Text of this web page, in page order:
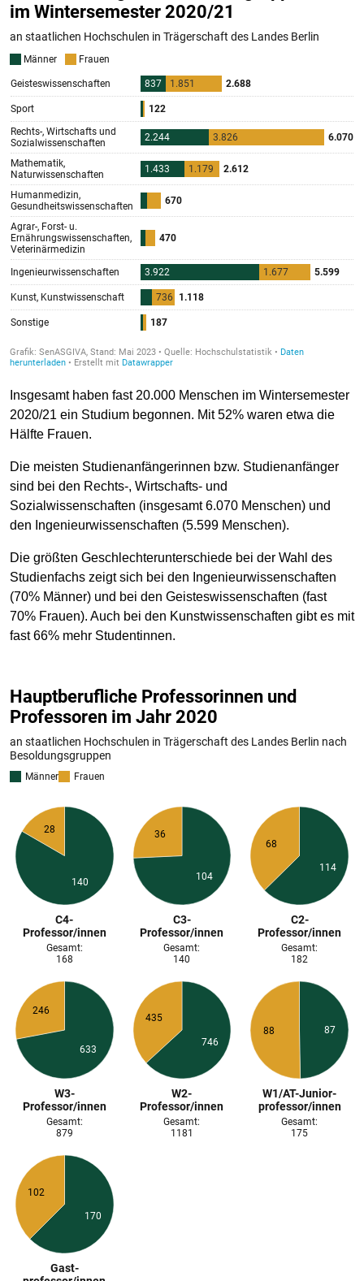
Insgesamt haben fast 20.000 Menschen im Wintersemester
2020/21 ein Studium begonnen. Mit 52% waren etwa die
Hälfte Frauen.
Die meisten Studienanfängerinnen bzw. Studienanfänger
sind bei den Rechts-, Wirtschafts- und
Sozialwissenschaften (insgesamt 6.070 Menschen) und
den Ingenieurwissenschaften (5.599 Menschen).
Die größten Geschlechterunterschiede bei der Wahl des
Studienfachs zeigt sich bei den Ingenieurwissenschaften
(70% Männer) und bei den Geisteswissenschaften (fast
70% Frauen). Auch bei den Kunstwissenschaften gibt es mit
fast 66% mehr Studentinnen.